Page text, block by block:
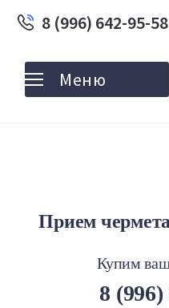
8 (996) 642-95-58
Прием
Купим
8 (996)